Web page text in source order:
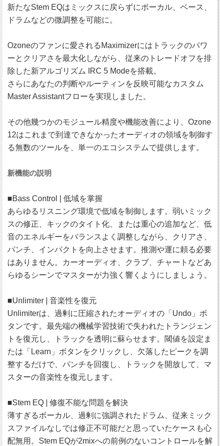
新たなStem EQはミックスに戻らずにボーカル、ベース、
ドラムなどの微調整を可能に。
Ozoneのファンに愛されるMaximizerにはトラックのパワ
ーとクリアさを最大化しながら、従来のトレードオフを排
除した新アルゴリズム IRC 5 Modeを搭載。
さらにあなたの判断やルーティンを反映可能なカスタム
Master Assistantフローを実現しました。
その他幾つかのモジュール精度や機能改善により、Ozone
12はこれまで到達できなかったオーディオの領域を制御す
る無数のツールを、単一のエコシステムで提供します。
新機能の説明
■Bass Control | 低域を掌握
あらゆるリスニング環境で低域を制御します。弱いミック
スの修正、キックのタイト化、または重心の追加など、低
音のエネルギーをバランスよく調整しながら、クリアさ、
パンチ、インパクトを向上させます。推測や運に頼る必要
はありません。カーオーディオ、クラブ、チャートなどあ
らゆるシーンでマスターが力強く響くようにしましょう。
■Unlimiter | 音楽性を復元
Unlimiterは、過剰に圧縮されたオーディオの「Undo」ボ
タンです。最先端の機械学習技術で失われたトランジェン
トを復元し、トラックを透明に蘇らせます。閾値を設定ま
たは「Learn」ボタンをクリックし、欠落したピークを調
整するだけで、パンチを回復し、トラックを開放して、マ
スターの音楽性を復元します。
■Stem EQ | 修復不能な問題を解決
薄すぎるボーカル、過剰に強調されたドラム、従来ミック
スファイルなしでは修正不可能だと思っていたケースも心
配無用。Stem EQが2mixへの前例のないコントロールを解